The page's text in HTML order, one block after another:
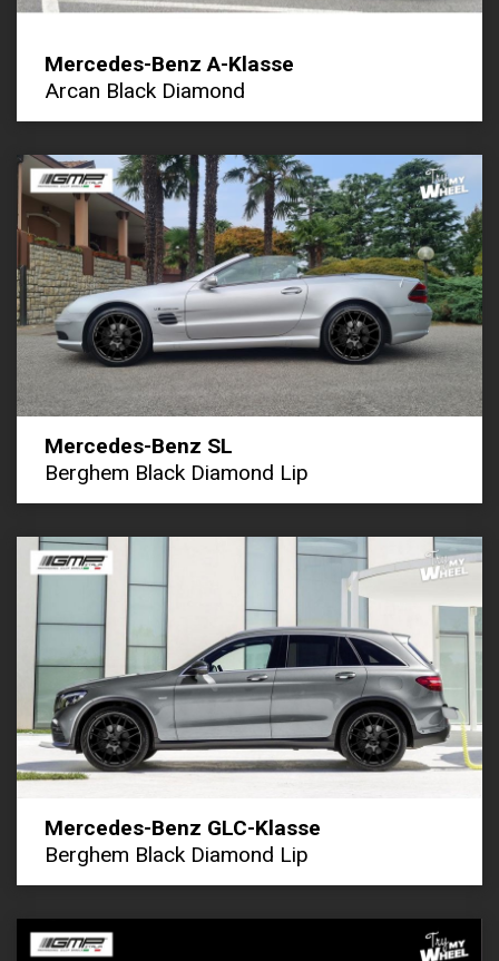
Mercedes-Benz A-Klasse
Arcan Black Diamond
Mercedes-Benz SL
Berghem Black Diamond Lip
Mercedes-Benz GLC-Klasse
Berghem Black Diamond Lip